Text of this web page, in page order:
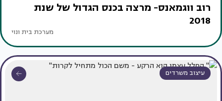
רוב ווגמאנס- מרצה בכנס הגדול של שנת
2018
מערכת בית ונוי
עיצוב משרדים